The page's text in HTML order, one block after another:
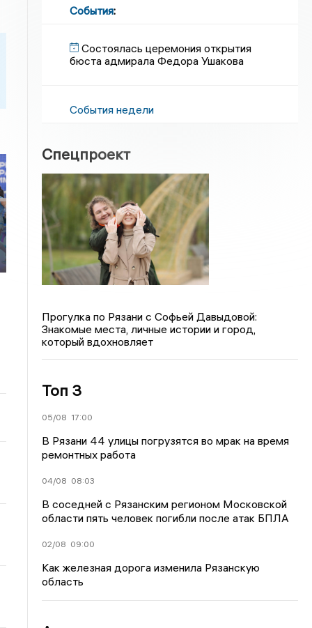
События:
Состоялась церемония открытия
бюста адмирала Федора Ушакова
События недели
Спецпроект
Прогулка по Рязани с Софьей Давыдовой:
Знакомые места, личные истории и город,
который вдохновляет
Топ 3
05/08 17:00
В Рязани 44 улицы погрузятся во мрак на время
ремонтных работа
04/08 08:03
В соседней с Рязанским регионом Московской
области пять человек погибли после атак БПЛА
02/08 09:00
Как железная дорога изменила Рязанскую
область